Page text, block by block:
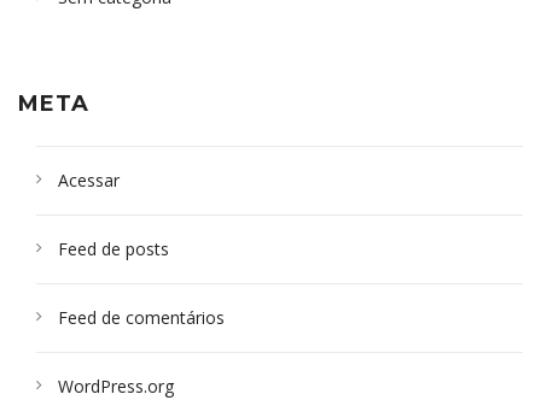
META
Acessar
Feed de posts
Feed de comentários
WordPress.org